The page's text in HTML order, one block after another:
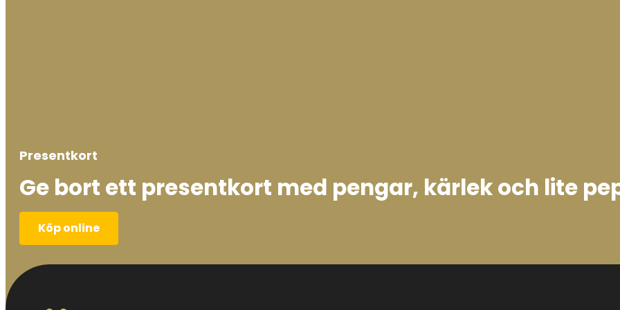
Presentkort
Ge bort ett presentkort med pengar, kärlek och lite
Köp online